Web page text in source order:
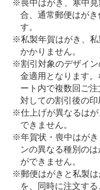
※喪中はがき、寒中
合、通常郵便はが
す。
※私製年賀はがき、
かかりません。
※割引対象のデザイ
金適用となります
ート内で複数回ご
対しての割引後の印
※仕上げが異なるは
できません。
※年賀状・喪中はがき
ンの異なる種別の
ができません。
※郵便はがきと私製は
を、同時に注文する